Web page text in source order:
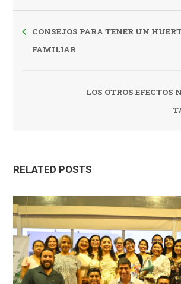
CONSEJOS PARA TENER UN
FAMILIAR
LOS OTROS EFECTOS
RELATED POSTS